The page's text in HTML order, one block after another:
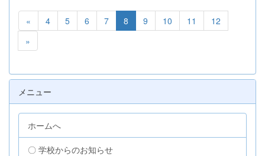
« 4 5 6 7 8 9 10 11
12
»
メニュー
ホームへ
〇 学校からのお知らせ